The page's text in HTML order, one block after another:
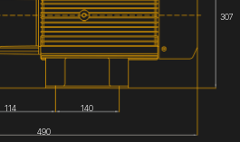
307
114
140
490